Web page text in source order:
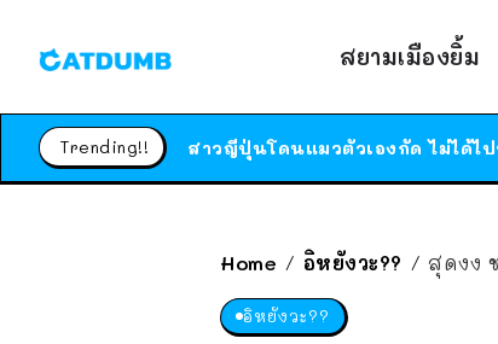
สยามเมืองยิ้ม
Trending!!
Home / อิหยังวะ?? / สุดงง
อิหยังวะ??